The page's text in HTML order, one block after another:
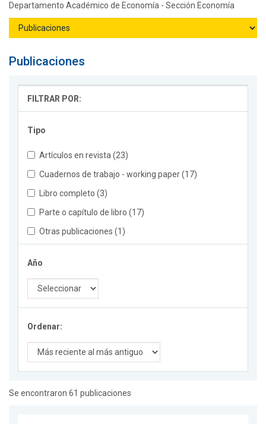
Departamento Académico de Economía - Sección Economía
Publicaciones
FILTRAR POR:
Tipo
Artículos en revista (23)
Cuadernos de trabajo - working paper (17)
Libro completo (3)
Parte o capítulo de libro (17)
Otras publicaciones (1)
Año
Ordenar:
Se encontraron 61 publicaciones